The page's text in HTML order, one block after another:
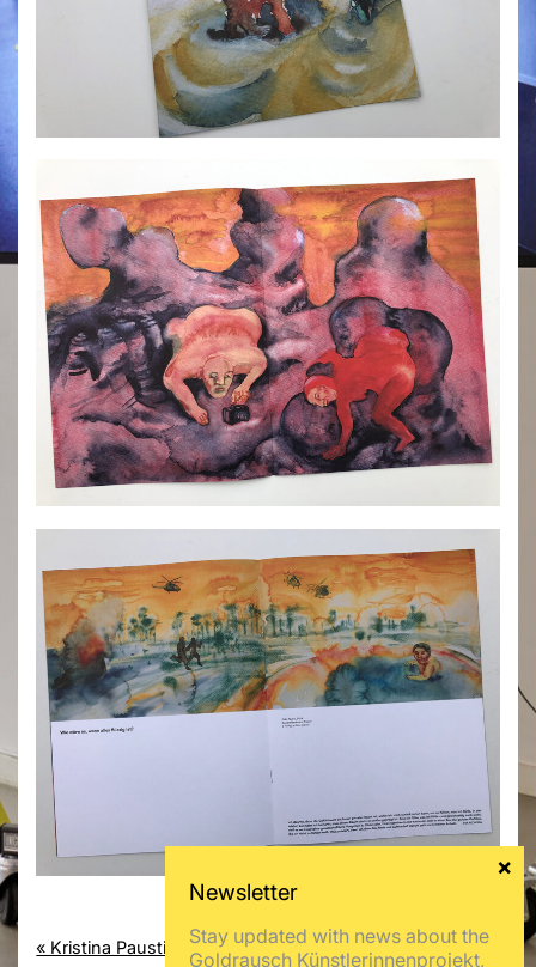
« Kristina Paustian Juliane Tübke »
Stay updated with news about the
Goldrausch Künstlerinnenprojekt,